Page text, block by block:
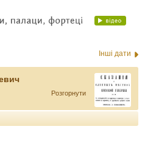
Інші дати
Розгорнути